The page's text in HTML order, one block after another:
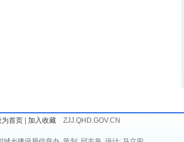
为首页 加入收藏 ZJJ.QHD.GOV.CN